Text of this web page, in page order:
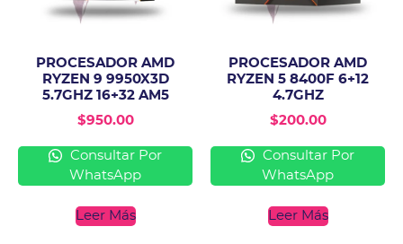
PROCESADOR AMD
RYZEN 9 9950X3D
5.7GHZ 16+32 AM5
$950.00
Consultar Por
WhatsApp
Leer Más
PROCESADOR AMD
RYZEN 5 8400F 6+12
4.7GHZ
$200.00
Consultar Por
WhatsApp
Leer Más